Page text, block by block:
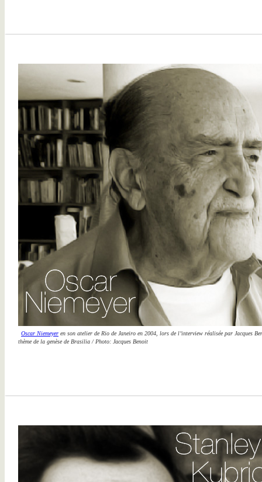
Oscar Niemeyer en son atelier de Rio de Janeiro en 2004, lors de l’interview réalisée par Jacques
thème de la genèse de Brasilia / Photo: Jacques Benoit